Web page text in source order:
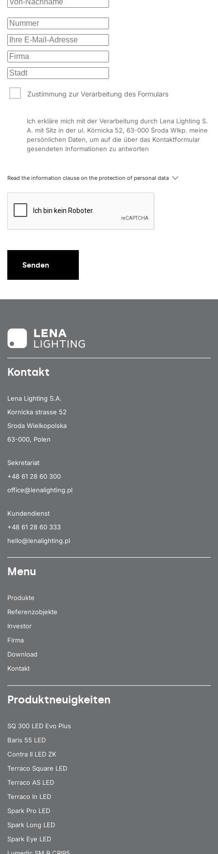
Zustimmung zur Verarbeitung des Formulars
Ich erkläre mich mit der Verarbeitung durch Lena Lighting S.
A. mit Sitz in der ul. Kórnicka 52, 63-000 Środa Wlkp. meine
persönlichen Daten, um auf die über das Kontaktformular
gesendeten Informationen zu antworten
Read the information clause on the protection of personal data
Senden
Kontakt
Lena Lighting S.A.
Kornicka strasse 52
Sroda Wielkopolska
63-000, Polen
Sekretariat
+48 61 28 60 300
office@lenalighting.pl
Kundendienst
+48 61 28 60 333
hello@lenalighting.pl
Menu
Produkte
Referenzobjekte
Investor
Firma
Download
Kontakt
Produktneuigkeiten
SQ 300 LED Evo Plus
Baris 55 LED
Contra II LED ZK
Terraco Square LED
Terraco AS LED
Terraco In LED
Spark Pro LED
Spark Long LED
Spark Eye LED